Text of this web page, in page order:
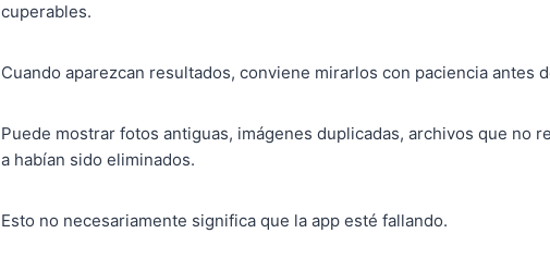
cuperables.
Cuando aparezcan resultados, conviene mirarlos con paciencia antes
Puede mostrar fotos antiguas, imágenes duplicadas, archivos que no
a habían sido eliminados.
Esto no necesariamente significa que la app esté fallando.